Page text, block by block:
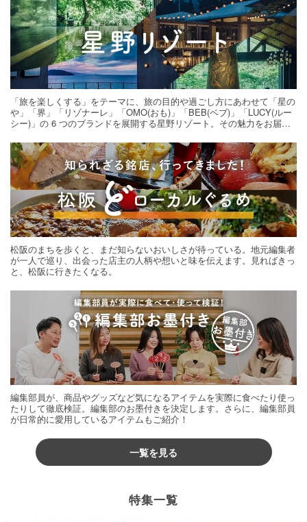
「旅を楽しくする」をテーマに、旅の目的や過ごし方にあわせて「星の
や」「界」「リゾナーレ」「OMO(おも)」「BEB(ベブ)」「LUCY(ルー
シー)」の 6 つのブランドを展開する星野リゾート。その魅力をお届け
松阪のまちを歩くと、まだ知らないおいしさが待っている。地元編集者
が一人で巡り、出会った店主の人柄や想いと味を伝えます。見ればきっ
と、松阪に行きたくなる。
編集部員が、商品やグッズなど気になるアイテムを実際に食べたり使っ
たりして徹底検証。編集部のお墨付きを決定します。さらに、編集部員
が日常的に愛用しているアイテムもご紹介！
一覧を見る
特集一覧